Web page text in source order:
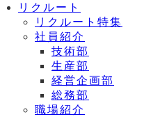
リクルート
リクルート特集
社員紹介
技術部
生産部
経営企画部
総務部
職場紹介